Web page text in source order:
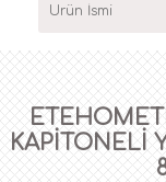
KAPITONELI